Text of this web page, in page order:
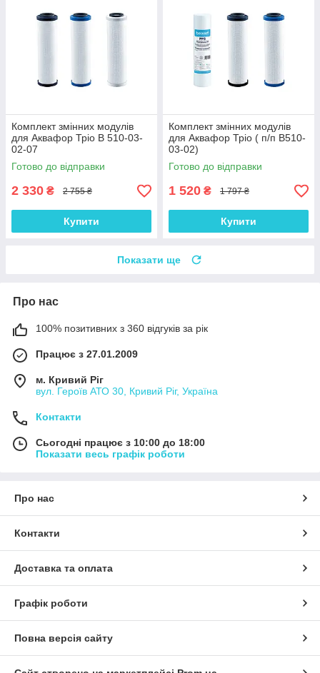
Комплект змінних модулів
для Аквафор Тріо В 510-03-
02-07
Готово до відправки
2 330 ₴ 2 755 ₴
Купити
Комплект змінних модулів
для Аквафор Тріо ( п/п В510-
03-02)
Готово до відправки
1 520 ₴ 1 797 ₴
Купити
Показати ще
Про нас
100% позитивних з 360 відгуків за рік
Працює з 27.01.2009
м. Кривий Ріг
вул. Героїв АТО 30, Кривий Ріг, Україна
Контакти
Сьогодні працює з 10:00 до 18:00
Показати весь графік роботи
Про нас
Контакти
Доставка та оплата
Графік роботи
Повна версія сайту